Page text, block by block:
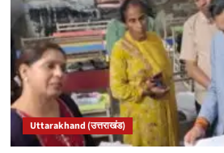
Uttarakhand (उत्तराखंड)